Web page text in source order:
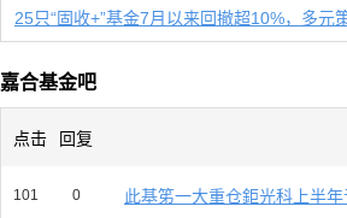
25只“固收+”基金7月以来回撤超10%，多元
嘉合基金吧
点击 回复
101 0 此基笫一大重仓鉅光科上半